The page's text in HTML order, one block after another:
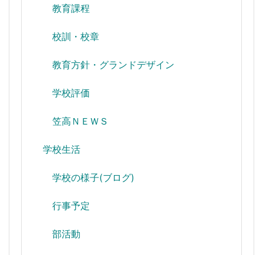
教育課程
校訓・校章
教育方針・グランドデザイン
学校評価
笠高ＮＥＷＳ
学校生活
学校の様子(ブログ)
行事予定
部活動